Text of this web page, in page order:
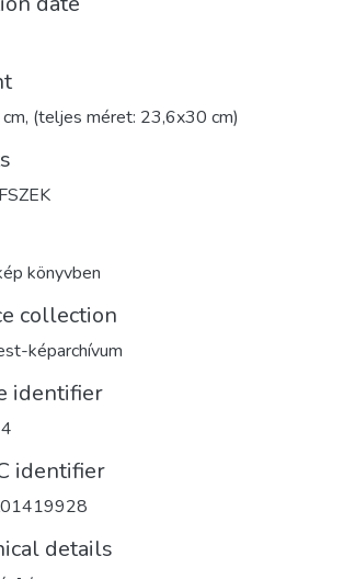
(teljes méret: 23,6x30 cm)
könyvben
collection
képarchívum
identifier
identifier
details